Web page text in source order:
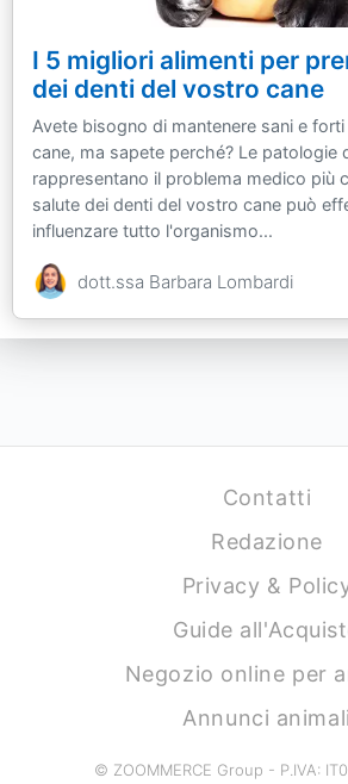
I 5 migliori alimenti per
dei denti del vostro cane
Avete bisogno di mantenere sani e
cane, ma sapete perché? Le patologie
rappresentano il problema medico più
salute dei denti del vostro cane può
influenzare tutto l'organismo...
dott.ssa Barbara Lombardi
Contatti
Redazione
Privacy &
Guide
Negozio online per
Annunci animali
© ZOOMMERCE Group - P.IVA: